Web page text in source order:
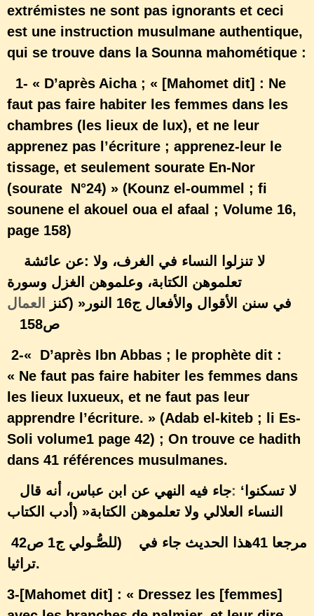
extrémistes ne sont pas ignorants et ceci
est une instruction musulmane authentique,
qui se trouve dans la Sounna mahométique :
1- « D’après Aicha ; « [Mahomet dit] : Ne
faut pas faire habiter les femmes dans les
chambres (les lieux de lux), et ne leur
apprenez pas l’écriture ; apprenez-leur le
tissage, et seulement sourate En-Nor
(sourate N°24) » (Kounz el-oummel ; fi
sounene el akouel oua el afaal ; Volume 16,
page 158)
عن عائشة: لا تنزلوا النساء في الغرف، ولا
تعلموهن الكتابة، وعلموهن الغزل وسورة
النور« (كنز
العمال
في سنن الأقوال والأفعال ج16
ص158
2-« D’après Ibn Abbas ; le prophète dit :
« Ne faut pas faire habiter les femmes dans
les lieux luxueux, et ne faut pas leur
apprendre l’écriture. » (Adab el-kiteb ; li Es-
Soli volume1 page 42) ; On trouve ce hadith
dans 41 références musulmanes.
جاء فيه النهي عن ابن عباس، أنه قال: ‘لا تسكنوا
للصُّـولي ج1 ص42) هذا الحديث جاء في41 مرجعا
تراثيا
3-[Mahomet dit] : « Dressez les [femmes]